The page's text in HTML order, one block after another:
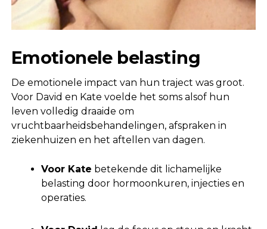
Emotionele belasting
De emotionele impact van hun traject was groot.
Voor David en Kate voelde het soms alsof hun
leven volledig draaide om
vruchtbaarheidsbehandelingen, afspraken in
ziekenhuizen en het aftellen van dagen.
Voor Kate betekende dit lichamelijke
belasting door hormoonkuren, injecties en
operaties.